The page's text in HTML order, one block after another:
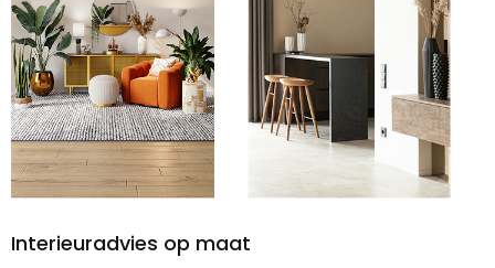
Interieuradvies op maat